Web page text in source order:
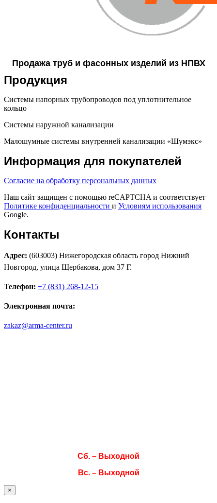
Продажа труб и фасонных изделий из НПВХ
Продукция
Системы напорных трубопроводов под уплотнительное
кольцо
Системы наружной канализации
Малошумные системы внутренней канализации «Шумэкс»
Информация для покупателей
Согласие на обработку персональных данных
Наш сайт защищен с помощью reCAPTCHA и соответствует
Политике конфиденциальности и Условиям использования
Google.
Контакты
Адрес: (603003) Нижегородская область город Нижний
Новгород, улица Щербакова, дом 37 Г.
Телефон: +7 (831) 268-12-15
Электронная почта:
zakaz@arma-center.ru
Сб. – Выходной
Вс. – Выходной
×